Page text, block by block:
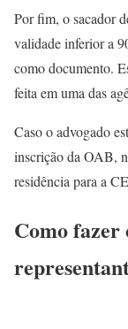
Por fim, o sacador
validade inferior a
como documento.
feita em uma das
Caso o advogado
inscrição da OAB,
residência para a
Como fazer